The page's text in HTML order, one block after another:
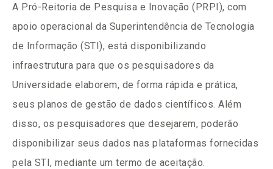
A Pró-Reitoria de Pesquisa e Inovação (PRPI), com
apoio operacional da Superintendência de Tecnologia
de Informação (STI), está disponibilizando
infraestrutura para que os pesquisadores da
Universidade elaborem, de forma rápida e prática,
seus planos de gestão de dados científicos. Além
disso, os pesquisadores que desejarem, poderão
disponibilizar seus dados nas plataformas fornecidas
pela STI, mediante um termo de aceitação.